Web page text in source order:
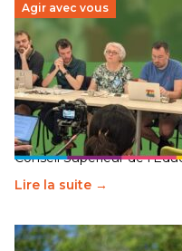
Agir avec vous
Transition écologique
Éducation fait bouger
30 juin 2026-National
Pendant plusieurs mois,
travaillé sur la transition
Conseil Supérieur de
Lire la suite →